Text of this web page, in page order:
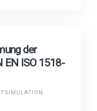
der
EN ISO 1518-